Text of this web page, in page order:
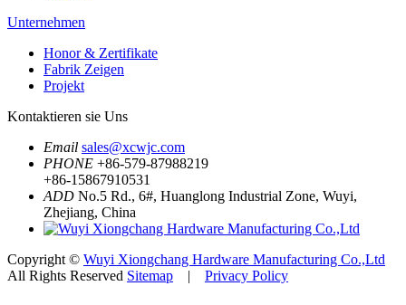
Unternehmen
Honor & Zertifikate
Fabrik Zeigen
Projekt
Kontaktieren sie Uns
Email sales@xcwjc.com
PHONE +86-579-87988219
+86-15867910531
ADD No.5 Rd., 6#, Huanglong Industrial Zone, Wuyi,
Zhejiang, China
Copyright © Wuyi Xiongchang Hardware Manufacturing Co.,Ltd
All Rights Reserved Sitemap | Privacy Policy